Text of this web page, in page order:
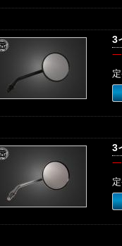
3
3